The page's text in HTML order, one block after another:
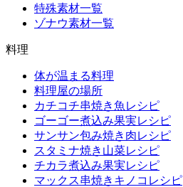
特殊素材一覧
ゾナウ素材一覧
料理
体が温まる料理
料理屋の場所
カチコチ串焼き魚レシピ
ゴーゴー煮込み果実レシピ
サンサン包み焼き肉レシピ
スタミナ焼き山菜レシピ
チカラ煮込み果実レシピ
マックス串焼きキノコレシピ